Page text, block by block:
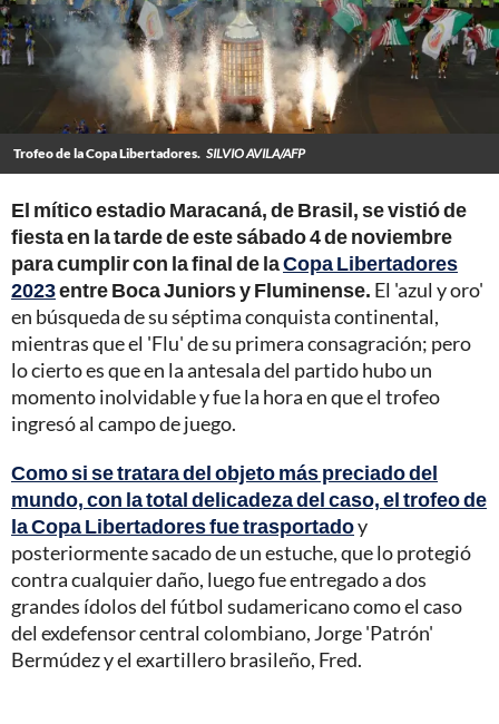
Trofeo de la Copa Libertadores. SILVIO AVILA/AFP
El mítico estadio Maracaná, de Brasil, se vistió de
fiesta en la tarde de este sábado 4 de noviembre
para cumplir con la final de laCopa Libertadores
2023entre Boca Juniors y Fluminense. El 'azul y oro'
en búsqueda de su séptima conquista continental,
mientras que el 'Flu' de su primera consagración; pero
lo cierto es que en la antesala del partido hubo un
momento inolvidable y fue la hora en que el trofeo
ingresó al campo de juego.
Como si se tratara del objeto más preciado del
mundo, con la total delicadeza del caso, el trofeo de
la Copa Libertadores fue trasportadoy
posteriormente sacado de un estuche, que lo protegió
contra cualquier daño, luego fue entregado a dos
grandes ídolos del fútbol sudamericano como el caso
del exdefensor central colombiano, Jorge 'Patrón'
Bermúdez y el exartillero brasileño, Fred.